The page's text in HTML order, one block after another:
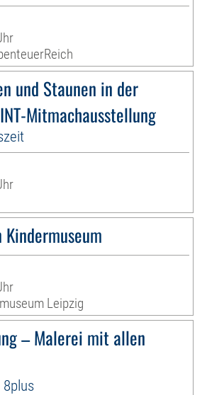
und Staunen in der
Mitmachausstellung
Leipzig
– Malerei mit allen
8plus